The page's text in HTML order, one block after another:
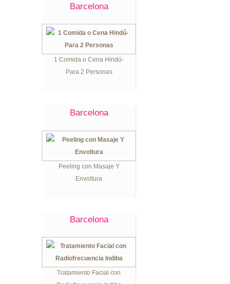
Barcelona
1 Comida o Cena Hindú-
Para 2 Personas
Barcelona
Peeling con Masaje Y
Envoltura
Barcelona
Tratamiento Facial con